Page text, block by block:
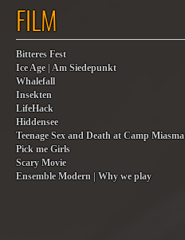
FILM
Bitteres Fest
Ice Age | Am Siedepunkt
Whalefall
Insekten
LifeHack
Hiddensee
Teenage Sex and Death at Camp Miasma
Pick me Girls
Scary Movie
Ensemble Modern | Why we play